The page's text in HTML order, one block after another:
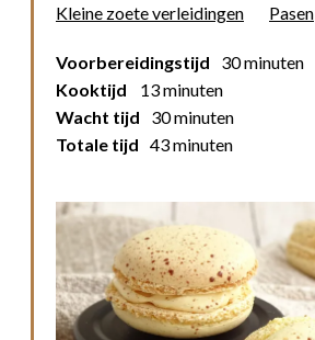
Kleine zoete verleidingen Pasen
Voorbereidingstijd
30 minuten
Kooktijd
13 minuten
Wacht tijd
30 minuten
Totale tijd 43 minuten